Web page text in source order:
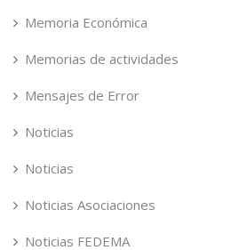
Memoria Económica
Memorias de actividades
Mensajes de Error
Noticias
Noticias
Noticias Asociaciones
Noticias FEDEMA